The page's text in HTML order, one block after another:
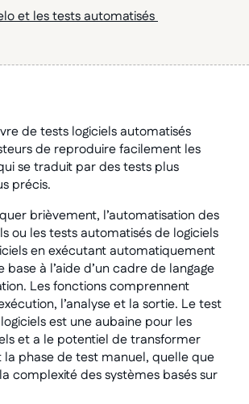
et les tests automatisés
de tests logiciels automatisés
de reproduire facilement les
se traduit par des tests plus
précis.
brièvement, l’automatisation des
ou les tests automatisés de logiciels
en exécutant automatiquement
base à l’aide d’un cadre de langage
Les fonctions comprennent
l’analyse et la sortie. Le test
est une aubaine pour les
et a le potentiel de transformer
phase de test manuel, quelle que
complexité des systèmes basés sur